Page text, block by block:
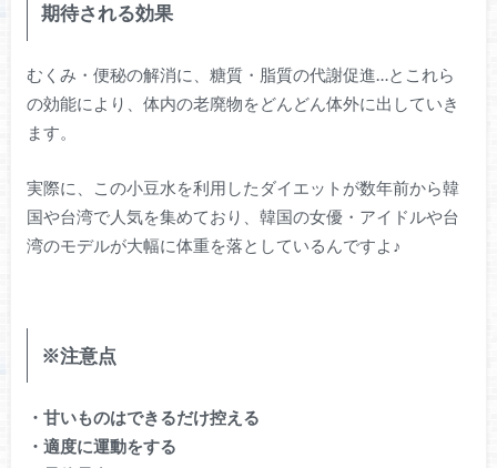
期待される効果
むくみ・便秘の解消に、糖質・脂質の代謝促進…とこれら
の効能により、体内の老廃物をどんどん体外に出していき
ます。
実際に、この小豆水を利用したダイエットが数年前から韓
国や台湾で人気を集めており、韓国の女優・アイドルや台
湾のモデルが大幅に体重を落としているんですよ♪
※注意点
・甘いものはできるだけ控える
・適度に運動をする